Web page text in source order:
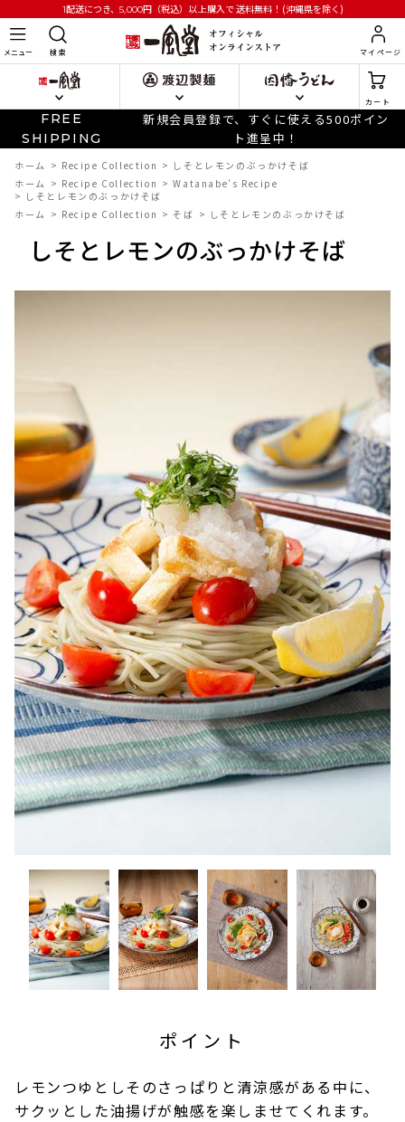
1配送につき、5,000円 （税込）以上購入で送料無料！(沖縄県を除く)
メニュー 検 索 マイページ
カート
FREE
SHIPPING
新規会員登録で、すぐに使える500ポイン
ト進呈中！
ホーム > Recipe Collection > しそとレモンのぶっかけそば
ホーム > Recipe Collection >Watanabe’s Recipe
> しそとレモンのぶっかけそば
ホーム > Recipe Collection >そば > しそとレモンのぶっかけそば
しそとレモンのぶっかけそば
ポイント
レモンつゆとしそのさっぱりと清涼感がある中に、
サクッとした油揚げが触感を楽しませてくれます。